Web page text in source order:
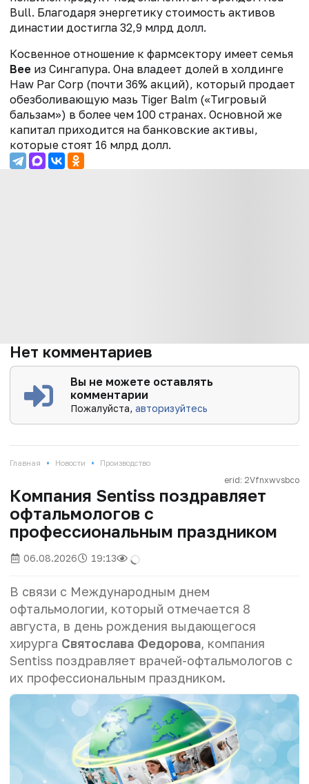
Bull. Благодаря энергетику стоимость активов
династии достигла 32,9 млрд долл.
Косвенное отношение к фармсектору имеет семья
Вее из Сингапура. Она владеет долей в холдинге
Haw Par Corp (почти 36% акций), который продает
обезболивающую мазь Tiger Balm («Тигровый
бальзам») в более чем 100 странах. Основной же
капитал приходится на банковские активы,
которые стоят 16 млрд долл.
Нет комментариев
Вы не можете оставлять
комментарии
Пожалуйста,авторизуйтесь
Главная • Новости • Производство
erid: 2Vfnxwvsbco
Компания Sentiss поздравляет
офтальмологов с
профессиональным праздником
06.08.2026 19:13
В связи с Международным днем
офтальмологии, который отмечается 8
августа, в день рождения выдающегося
хирурга Святослава Федорова, компания
Sentiss поздравляет врачей-офтальмологов с
их профессиональным праздником.